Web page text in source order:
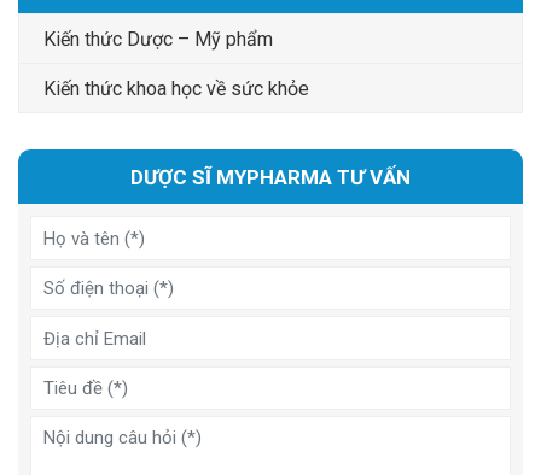
Kiến thức Dược – Mỹ phẩm
Kiến thức khoa học về sức khỏe
DƯỢC SĨ MYPHARMA TƯ VẤN